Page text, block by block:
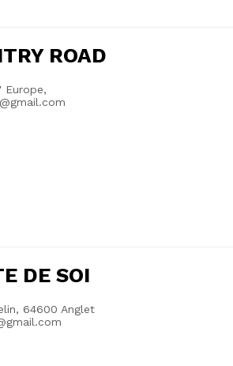
ROAD
Europe,
DE SOI
64600 Anglet